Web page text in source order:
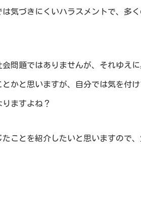
気づきにくいハラスメントで、多
問題ではありませんが、それゆえ
かと思いますが、自分では気を付
ますよね？
ことを紹介したいと思いますので、